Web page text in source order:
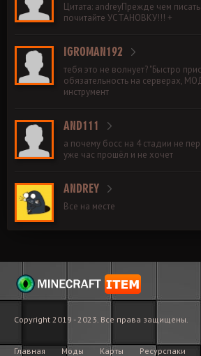
Цитата: andreyПрежде чем
почитайте УСТАНОВКУ!!! +
IGROMAN192
тебя это не волнует? "Быстро
обязательность на серверах,
инструмент
AND111
а почему босс на 4 стадии не
уже час прошёл и не хочет
ANDREY
Все на месте
Copyright 2019 - 2023. Все права защищены.
Главная Моды Карты Ресурспаки